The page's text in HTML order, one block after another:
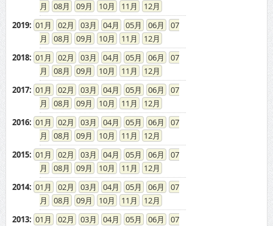
08
09 10 11
12
2019: 01 02 03 04 05 06
07
08
09 10 11
12
2018: 01 02 03 04 05 06
07
08
09 10 11
12
2017: 01 02 03 04 05 06
07
08
09 10 11
12
2016: 01 02 03 04 05 06
07
08
09 10 11
12
2015: 01 02 03 04 05 06
07
08
09 10 11
12
2014: 01 02 03 04 05 06
07
08
09 10 11
12
2013: 01 02 03 04 05 06
07